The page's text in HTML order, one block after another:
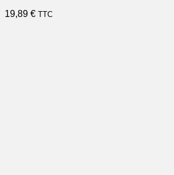
19,89 € TTC